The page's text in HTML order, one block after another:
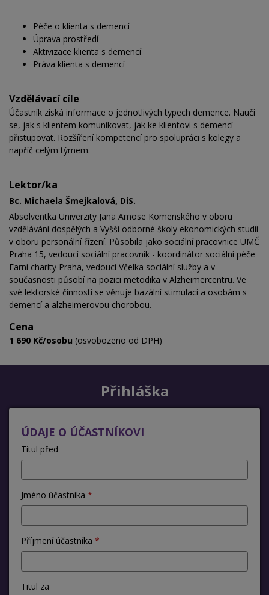
Péče o klienta s demencí
Úprava prostředí
Aktivizace klienta s demencí
Práva klienta s demencí
Vzdělávací cíle
Účastník získá informace o jednotlivých typech demence. Naučí
se, jak s klientem komunikovat, jak ke klientovi s demencí
přistupovat. Rozšíření kompetencí pro spolupráci s kolegy a
napříč celým týmem.
Lektor/ka
Bc. Michaela Šmejkalová, DiS.
Absolventka Univerzity Jana Amose Komenského v oboru
vzdělávání dospělých a Vyšší odborné školy ekonomických studií
v oboru personální řízení. Působila jako sociální pracovnice UMČ
Praha 15, vedoucí sociální pracovník - koordinátor sociální péče
Farní charity Praha, vedoucí Včelka sociální služby a v
současnosti působí na pozici metodika v Alzheimercentru. Ve
své lektorské činnosti se věnuje bazální stimulaci a osobám s
demencí a alzheimerovou chorobou.
Cena
1 690 Kč/osobu (osvobozeno od DPH)
Přihláška
ÚDAJE O ÚČASTNÍKOVI
Titul před
Jméno účastníka
Příjmení účastníka
Titul za